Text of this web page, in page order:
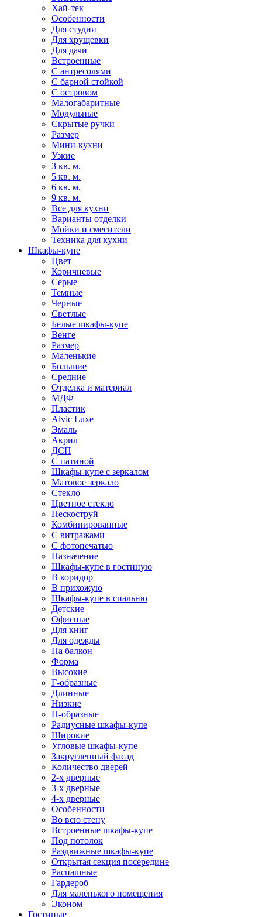
Хай-тек
Особенности
Для студии
Для хрущевки
Для дачи
Встроенные
С антресолями
С барной стойкой
С островом
Малогабаритные
Модульные
Скрытые ручки
Размер
Мини-кухни
Узкие
3 кв. м.
5 кв. м.
6 кв. м.
9 кв. м.
Все для кухни
Варианты отделки
Мойки и смесители
Техника для кухни
Шкафы-купе
Цвет
Коричневые
Серые
Темные
Черные
Светлые
Белые шкафы-купе
Венге
Размер
Маленькие
Большие
Средние
Отделка и материал
МДФ
Пластик
Alvic Luxe
Эмаль
Акрил
ДСП
С патиной
Шкафы-купе с зеркалом
Матовое зеркало
Стекло
Цветное стекло
Пескоструй
Комбинированные
С витражами
С фотопечатью
Назначение
Шкафы-купе в гостиную
В коридор
В прихожую
Шкафы-купе в спальню
Детские
Офисные
Для книг
Для одежды
На балкон
Форма
Высокие
Г-образные
Длинные
Низкие
П-образные
Радиусные шкафы-купе
Широкие
Угловые шкафы-купе
Закругленный фасад
Количество дверей
2-х дверные
3-х дверные
4-х дверные
Особенности
Во всю стену
Встроенные шкафы-купе
Под потолок
Раздвижные шкафы-купе
Открытая секция посередине
Распашные
Гардероб
Для маленького помещения
Эконом
Гостиные